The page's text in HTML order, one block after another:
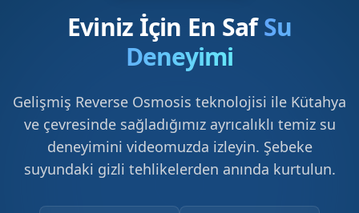
Eviniz İçin En SafSu
Deneyimi
Gelişmiş Reverse Osmosis teknolojisi ile Kütahya
ve çevresinde sağladığımız ayrıcalıklı temiz su
deneyimini videomuzda izleyin. Şebeke
suyundaki gizli tehlikelerden anında kurtulun.